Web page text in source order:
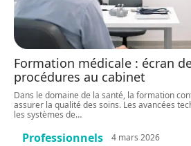
Formation médicale : écran
procédures au cabinet
Dans le domaine de la santé, la formation
assurer la qualité des soins. Les avancées
les systèmes de…
Professionnels 4 mars 2026